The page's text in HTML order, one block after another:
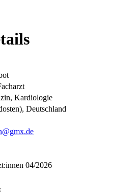
Kardiologie
Deutschland
04/2026